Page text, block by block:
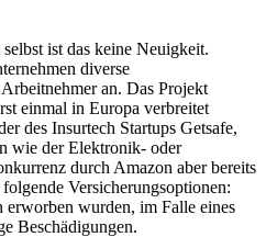
ist das keine Neuigkeit.
diverse
an. Das Projekt
einmal in Europa verbreitet
des Insurtech Startups Getsafe,
wie der Elektronik- oder
durch Amazon aber bereits
Versicherungsoptionen:
wurden, im Falle eines
Beschädigungen.